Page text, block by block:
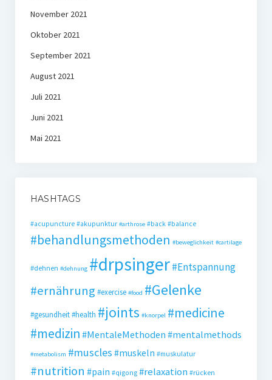
November 2021
Oktober 2021
September 2021
August 2021
Juli 2021
Juni 2021
Mai 2021
HASHTAGS
#acupuncture #akupunktur #arthrose #back #balance
#behandlungsmethoden #beweglichkeit #cartilage
#dehnen #dehnung #drpsinger#Entspannung
#ernährung #exercise #food #Gelenke
#gesundheit#health #joints #knorpel #medicine
#medizin #MentaleMethoden #mentalmethods
#metabolism #muscles #muskeln #muskulatur
#nutrition #pain #qigong #relaxation #rücken